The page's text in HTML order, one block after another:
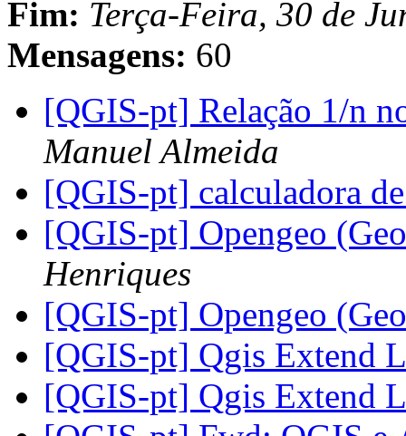
Fim: Terça-Feira, 30 de
Mensagens: 60
[QGIS-pt] Relação 1/n
Manuel Almeida
[QGIS-pt] calculadora
[QGIS-pt] Opengeo
Henriques
[QGIS-pt] Opengeo
[QGIS-pt] Qgis Extend
[QGIS-pt] Qgis Extend